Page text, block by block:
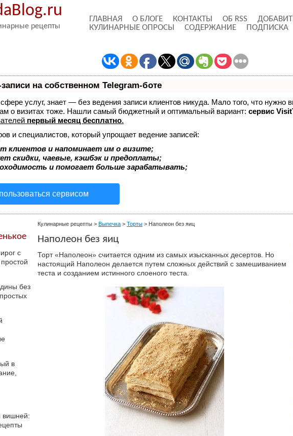
рецепты
ГЛАВНАЯ О БЛОГЕ КОНТАКТЫ ОБ RSS
КУЛИНАРНЫЕ ОПРОСЫ
СОДЕРЖАНИЕ ПОДПИСКА
на собственном Telegram-боте
сфере услуг, знает — без ведения записи клиентов никуда. Мало того, что нужно
о визитах тоже. Нашли самый бюджетный и оптимальный вариант: сервис
первый месяц бесплатно.
и специалистов, который упрощает ведение записей:
клиентов и напоминает им о визите;
скидки, чаевые, кэшбэк и предоплаты;
и помогает больше зарабатывать;
сервисом
Кулинарные рецепты > Выпечка > Торты > Наполеон без яиц
Наполеон без яиц
Торт «Наполеон» считается одним из самых изысканных десертов. Но
настоящий Наполеон делается путем сложных действий с замешиванием
теста и созданием истинного слоеного теста.
с
без
в
вишней: